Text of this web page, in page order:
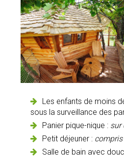
Les enfants de moins
sous la surveillance des
Panier pique-nique : sur
Petit déjeuner : compris
Salle de bain avec